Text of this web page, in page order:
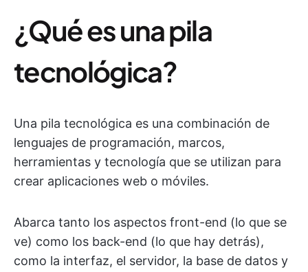
¿Qué es una pila
tecnológica?
Una pila tecnológica es una combinación de
lenguajes de programación, marcos,
herramientas y tecnología que se utilizan para
crear aplicaciones web o móviles.
Abarca tanto los aspectos front-end (lo que se
ve) como los back-end (lo que hay detrás),
como la interfaz, el servidor, la base de datos y